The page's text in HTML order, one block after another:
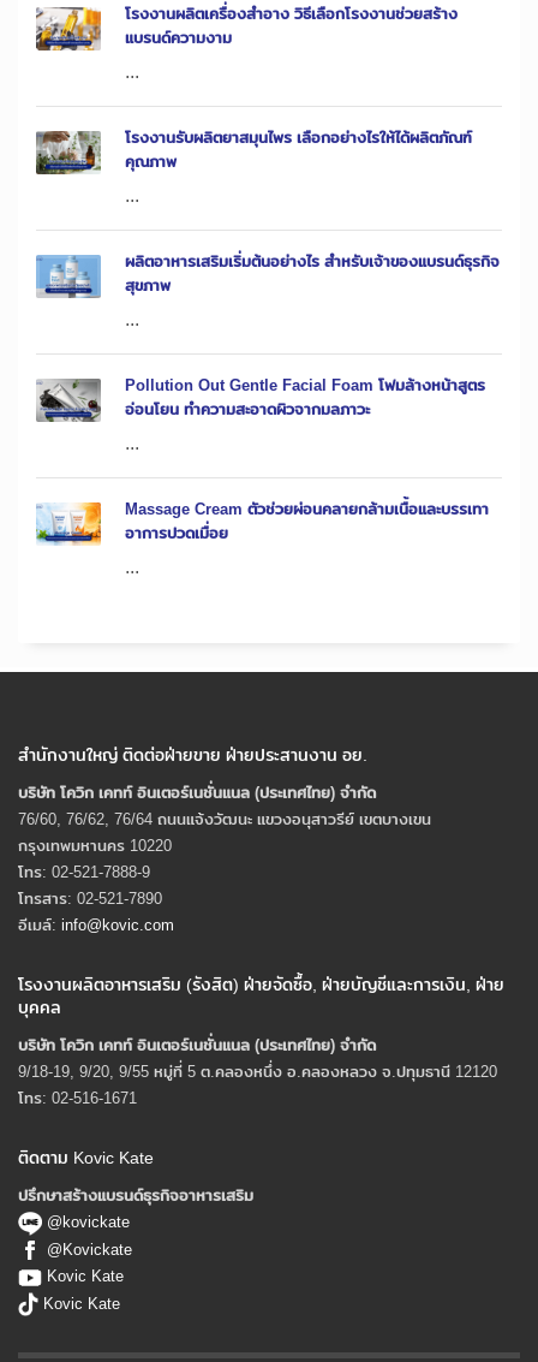
โรงงานผลิตเครื่องสำอาง วิธีเลือกโรงงานช่วยสร้าง
แบรนด์ความงาม
...
โรงงานรับผลิตยาสมุนไพร เลือกอย่างไรให้ได้ผลิตภัณฑ์
คุณภาพ
...
ผลิตอาหารเสริมเริ่มต้นอย่างไร สำหรับเจ้าของแบรนด์ธุรกิจ
สุขภาพ
...
Pollution Out Gentle Facial Foam โฟมล้างหน้าสูตร
อ่อนโยน ทำความสะอาดผิวจากมลภาวะ
...
Massage Cream ตัวช่วยผ่อนคลายกล้ามเนื้อและบรรเทา
อาการปวดเมื่อย
...
สำนักงานใหญ่ ติดต่อฝ่ายขาย ฝ่ายประสานงาน อย.
บริษัท โควิก เคทท์ อินเตอร์เนชั่นแนล (ประเทศไทย) จํากัด
76/60, 76/62, 76/64 ถนนแจ้งวัฒนะ แขวงอนุสาวรีย์ เขตบางเขน
กรุงเทพมหานคร 10220
โทร: 02-521-7888-9
โทรสาร: 02-521-7890
อีเมล์: info@kovic.com
โรงงานผลิตอาหารเสริม (รังสิต) ฝ่ายจัดซื้อ, ฝ่ายบัญชีและการเงิน, ฝ่าย
บุคคล
บริษัท โควิก เคทท์ อินเตอร์เนชั่นแนล (ประเทศไทย) จํากัด
9/18-19, 9/20, 9/55 หมู่ที่ 5 ต.คลองหนึ่ง อ.คลองหลวง จ.ปทุมธานี 12120
โทร: 02-516-1671
ติดตาม Kovic Kate
ปรึกษาสร้างแบรนด์ธุรกิจอาหารเสริม
@kovickate
@Kovickate
Kovic Kate
Kovic Kate